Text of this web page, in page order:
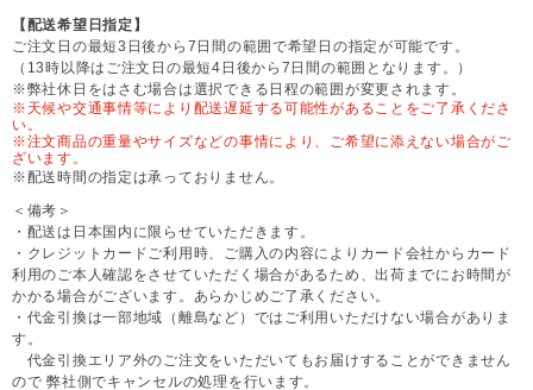
【配送希望日指定】
ご注文日の最短3日後から7日間の範囲で希望日の指定が可能です。
（13時以降はご注文日の最短4日後から7日間の範囲となります。）
※弊社休日をはさむ場合は選択できる日程の範囲が変更されます。
※天候や交通事情等により配送遅延する可能性があることをご了承くださ
い。
※注文商品の重量やサイズなどの事情により、ご希望に添えない場合がご
ざいます。
※配送時間の指定は承っておりません。
＜備考＞
・配送は日本国内に限らせていただきます。
・クレジットカードご利用時、ご購入の内容によりカード会社からカード
利用のご本人確認をさせていただく場合があるため、出荷までにお時間が
かかる場合がございます。あらかじめご了承ください。
・代金引換は一部地域（離島など）ではご利用いただけない場合がありま
す。
代金引換エリア外のご注文をいただいてもお届けすることができません
ので 弊社側でキャンセルの処理を行います。